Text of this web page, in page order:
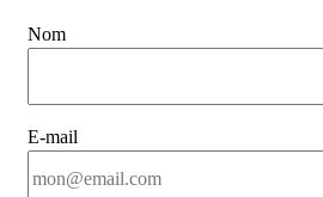
Nom
E-mail